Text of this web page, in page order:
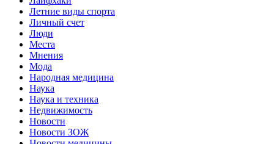
Летние виды спорта
Личный счет
Люди
Места
Мнения
Мода
Народная медицина
Наука
Наука и техника
Недвижимость
Новости
Новости ЗОЖ